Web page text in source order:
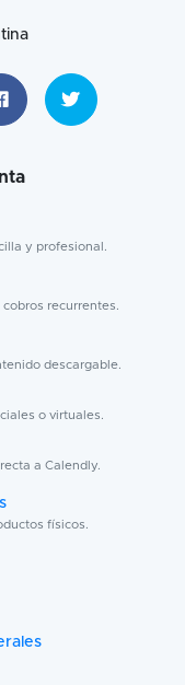
y profesional.
recurrentes.
descargable.
o virtuales.
a Calendly.
físicos.